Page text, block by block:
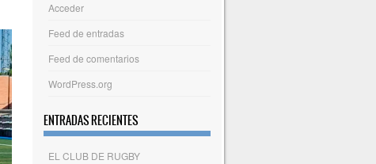
Acceder
Feed de entradas
Feed de comentarios
WordPress.org
ENTRADAS RECIENTES
EL CLUB DE RUGBY